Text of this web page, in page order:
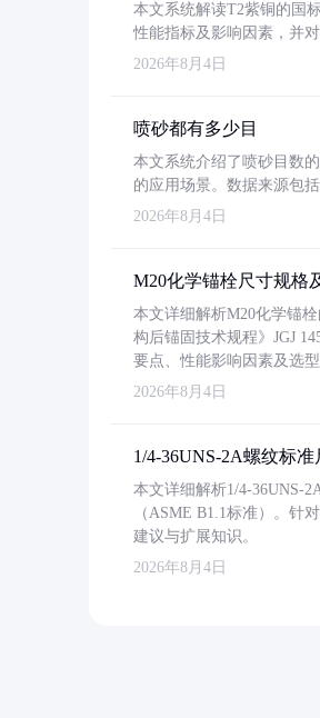
本文系统解读T2紫铜的国
性能指标及影响因素，并
2026年8月4日
喷砂都有多少目
本文系统介绍了喷砂目数
的应用场景。数据来源包
2026年8月4日
M20化学锚栓尺寸规格
本文详细解析M20化学锚
构后锚固技术规程》JGJ
要点、性能影响因素及选
2026年8月4日
1/4-36UNS-2A螺纹标准
本文详细解析1/4-36UNS-
（ASME B1.1标准）。针
建议与扩展知识。
2026年8月4日